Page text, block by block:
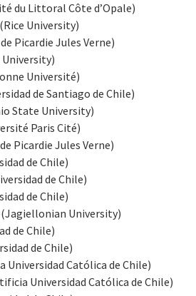
du Littoral Côte d’Opale)
University)
Picardie Jules Verne)
Université)
de Santiago de Chile)
State University)
Paris Cité)
Picardie Jules Verne)
de Chile)
de Chile)
de Chile)
University)
de Chile)
de Chile)
Católica de Chile)
Universidad Católica de Chile)